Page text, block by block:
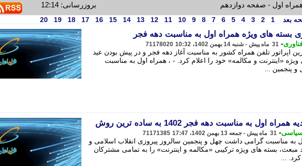
اول - صفحه دوازدهم بروزرسانی: 12:14
بعد 1
2
3
4
5
6
7
8
9
10
11
12
13
14
15
16
17
18
19
20
بسته های ویژه همراه اول به مناسبت دهه فجر
- 31 ماه پیش - شنبه 14 بهمن 1402، 10:32 71178020
اپراتور تلفن همراه کشور به مناسبت آغاز دهه فجر و در پیش بودن عید
«اینترنت و مکالمه» خود را اعلام کرد. - ، همراه اول به مناسبت
پنجمین ...
اول به مناسبت دهه فجر 1402 به ساده ترین روش
- 31 ماه پیش - جمعه 13 بهمن 1402، 17:47 71171385
به مناسبت گرامی داشت چهل و پنجمین سالروز پیروزی انقلاب اسلامی و
مبعث، بسته های ویژه ترکیبی «مکالمه و اینترنت» را به تمامی مشترکان
...